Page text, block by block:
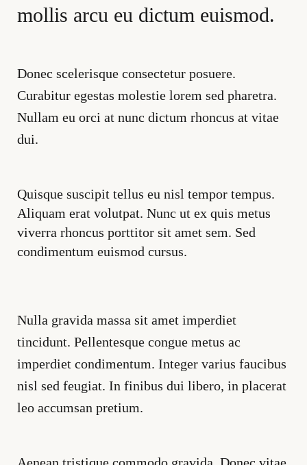
mollis arcu eu dictum euismod.
Donec scelerisque consectetur posuere.
Curabitur egestas molestie lorem sed pharetra.
Nullam eu orci at nunc dictum rhoncus at vitae
dui.
Quisque suscipit tellus eu nisl tempor tempus.
Aliquam erat volutpat. Nunc ut ex quis metus
viverra rhoncus porttitor sit amet sem. Sed
condimentum euismod cursus.
Nulla gravida massa sit amet imperdiet
tincidunt. Pellentesque congue metus ac
imperdiet condimentum. Integer varius faucibus
nisl sed feugiat. In finibus dui libero, in placerat
leo accumsan pretium.